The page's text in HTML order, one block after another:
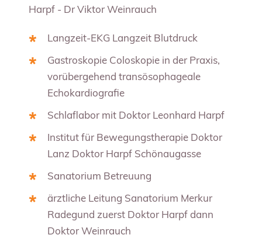
Harpf - Dr Viktor Weinrauch
Langzeit-EKG Langzeit Blutdruck
Gastroskopie Coloskopie in der Praxis,
vorübergehend transösophageale
Echokardiografie
Schlaflabor mit Doktor Leonhard Harpf
Institut für Bewegungstherapie Doktor
Lanz Doktor Harpf Schönaugasse
Sanatorium Betreuung
ärztliche Leitung Sanatorium Merkur
Radegund zuerst Doktor Harpf dann
Doktor Weinrauch